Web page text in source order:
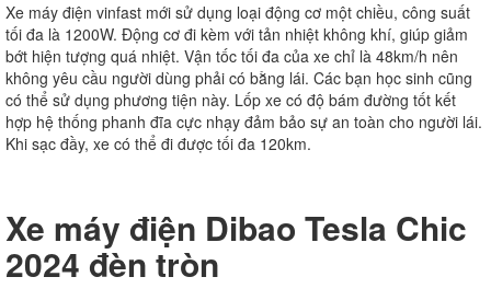
Xe máy điện vinfast mới sử dụng loại động cơ một chiều, công suất
tối đa là 1200W. Động cơ đi kèm với tản nhiệt không khí, giúp giảm
bớt hiện tượng quá nhiệt. Vận tốc tối đa của xe chỉ là 48km/h nên
không yêu cầu người dùng phải có bằng lái. Các bạn học sinh cũng
có thể sử dụng phương tiện này. Lốp xe có độ bám đường tốt kết
hợp hệ thống phanh đĩa cực nhạy đảm bảo sự an toàn cho người lái.
Khi sạc đầy, xe có thể đi được tối đa 120km.
Xe máy điện Dibao Tesla Chic
2024 đèn tròn